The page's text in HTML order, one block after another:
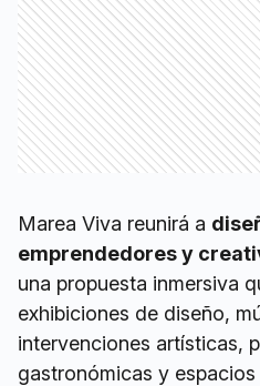
Marea Viva reunirá a
emprendedores y
una propuesta inmersiva
exhibiciones de diseño,
intervenciones artísticas,
gastronómicas y